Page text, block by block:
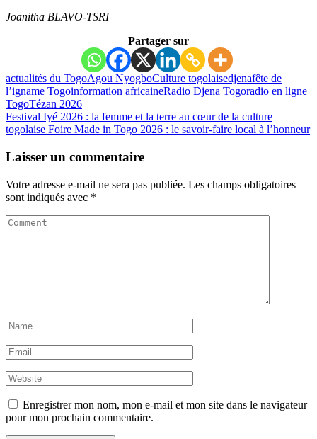
Joanitha BLAVO-TSRI
Partager sur
actualités du TogoAgou NyogboCulture togolaisedjenafête de
l’igname Togoinformation africaineRadio Djena Togoradio en ligne
TogoTézan 2026
Festival Iyé 2026 : la femme et la terre au cœur de la culture
togolaise Foire Made in Togo 2026 : le savoir-faire local à l’honneur
Laisser un commentaire
Votre adresse e-mail ne sera pas publiée. Les champs obligatoires
sont indiqués avec *
Enregistrer mon nom, mon e-mail et mon site dans le navigateur
pour mon prochain commentaire.